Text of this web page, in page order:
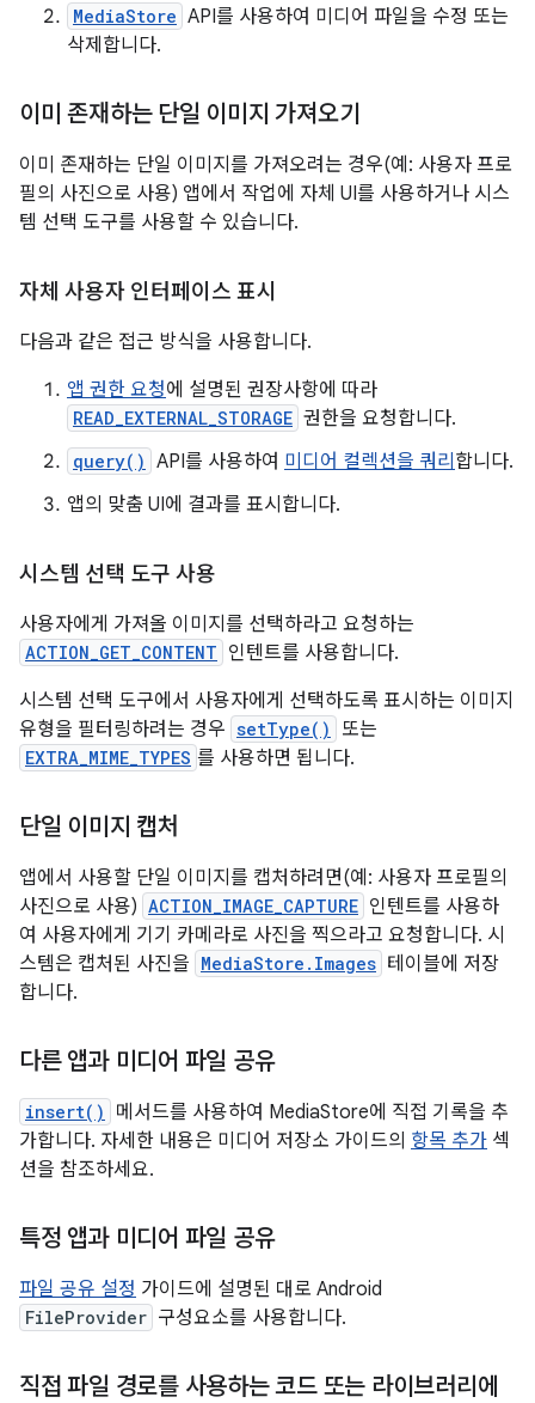
MediaStore API를 사용하여 미디어 파일을 수정 또는
삭제합니다.
이미 존재하는 단일 이미지 가져오기
이미 존재하는 단일 이미지를 가져오려는 경우(예: 사용자 프로
필의 사진으로 사용) 앱에서 작업에 자체 UI를 사용하거나 시스
템 선택 도구를 사용할 수 있습니다.
자체 사용자 인터페이스 표시
다음과 같은 접근 방식을 사용합니다.
앱 권한 요청에 설명된 권장사항에 따라
READ_EXTERNAL_STORAGE 권한을 요청합니다.
query() API를 사용하여 미디어 컬렉션을 쿼리 합니다.
앱의 맞춤 UI에 결과를 표시합니다.
시스템 선택 도구 사용
사용자에게 가져올 이미지를 선택하라고 요청하는
ACTION_GET_CONTENT 인텐트를 사용합니다.
시스템 선택 도구에서 사용자에게 선택하도록 표시하는 이미지
유형을 필터링하려는 경우 setType() 또는
EXTRA_MIME_TYPES 를 사용하면 됩니다.
단일 이미지 캡처
앱에서 사용할 단일 이미지를 캡처하려면(예: 사용자 프로필의
사진으로 사용) ACTION_IMAGE_CAPTURE 인텐트를 사용하
여 사용자에게 기기 카메라로 사진을 찍으라고 요청합니다. 시
스템은 캡처된 사진을 MediaStore.Images 테이블에 저장
합니다.
다른 앱과 미디어 파일 공유
insert()
메서드를 사용하여 MediaStore에 직접 기록을 추
가합니다. 자세한 내용은 미디어 저장소 가이드의 항목 추가 섹
션을 참조하세요.
특정 앱과 미디어 파일 공유
파일 공유 설정 가이드에 설명된 대로 Android
FileProvider 구성요소를 사용합니다.
직접 파일 경로를 사용하는 코드 또는 라이브러리에